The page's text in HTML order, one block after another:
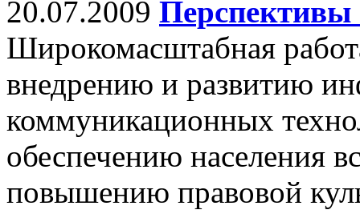
20.07.2009 Перспективы
Широкомасштабная
внедрению и развитию
коммуникационных
обеспечению населения
повышению правовой